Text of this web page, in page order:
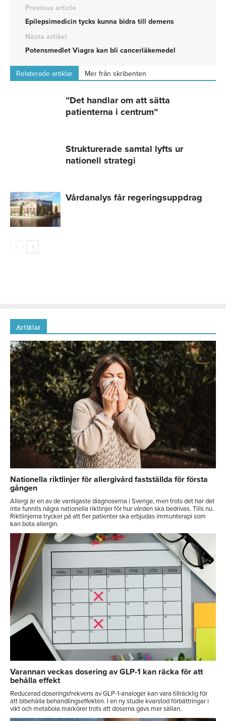
Previous article
Epilepsimedicin tycks kunna bidra till demens
Nästa artikel
Potensmedlet Viagra kan bli cancerläkemedel
Relaterade artiklar Mer från skribenten
”Det handlar om att sätta
patienterna i centrum”
Strukturerade samtal lyfts ur
nationell strategi
Vårdanalys får regeringsuppdrag
Artiklar
Nationella riktlinjer för allergivård fastställda för första
gången
Allergi är en av de vanligaste diagnoserna i Sverige, men trots det har det
inte funnits några nationella riktlinjer för hur vården ska bedrivas. Tills nu.
Riktlinjerna trycker på att fler patienter ska erbjudas immunterapi som
kan bota allergin.
Varannan veckas dosering av GLP-1 kan räcka för att
behålla effekt
Reducerad doseringsfrekvens av GLP-1-analoger kan vara tillräcklig för
att bibehålla behandlingseffekten. I en ny studie kvarstod förbättringar i
vikt och metabola markörer trots att doserna gavs mer sällan.